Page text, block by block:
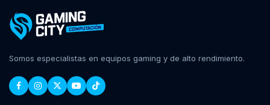
Somos especialistas en equipos gaming y de alto rendimiento.